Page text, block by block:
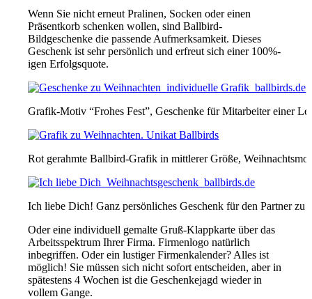
Wenn Sie nicht erneut Pralinen, Socken oder einen
Präsentkorb schenken wollen, sind Ballbird-
Bildgeschenke die passende Aufmerksamkeit. Dieses
Geschenk ist sehr persönlich und erfreut sich einer 100%-
igen Erfolgsquote.
Grafik-Motiv “Frohes Fest”, Geschenke für Mitarbeiter einer
Rot gerahmte Ballbird-Grafik in mittlerer Größe,
Ich liebe Dich! Ganz persönliches Geschenk für den Partner zu
Oder eine individuell gemalte Gruß-Klappkarte über das
Arbeitsspektrum Ihrer Firma. Firmenlogo natürlich
inbegriffen. Oder ein lustiger Firmenkalender? Alles ist
möglich! Sie müssen sich nicht sofort entscheiden, aber in
spätestens 4 Wochen ist die Geschenkejagd wieder in
vollem Gange.